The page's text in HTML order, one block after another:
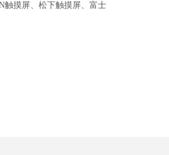
触摸屏、松下触摸屏、富士